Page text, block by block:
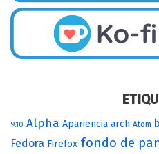
9.10 Alpha Apariencia arch Atom
Fedora Firefox fondo de